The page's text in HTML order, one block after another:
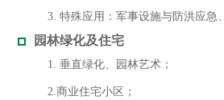
3. 特殊应用：军事设施与防洪应急
园林绿化及住宅
1. 垂直绿化、园林艺术；
2.商业住宅小区；